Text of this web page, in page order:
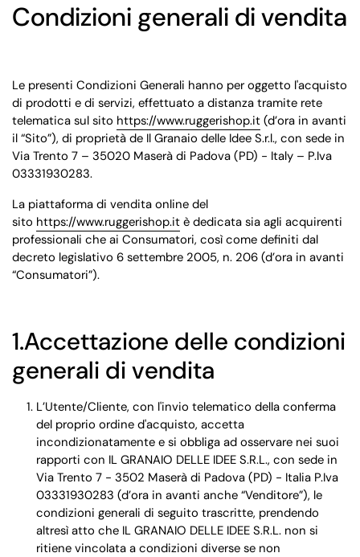
Condizioni generali di vendita
Le presenti Condizioni Generali hanno per oggetto l'acquisto
di prodotti e di servizi, effettuato a distanza tramite rete
telematica sul sito https://www.ruggerishop.it (d’ora in avanti
il “Sito”), di proprietà de Il Granaio delle Idee S.r.l., con sede in
Via Trento 7 – 35020 Maserà di Padova (PD) - Italy – P.Iva
03331930283.
La piattaforma di vendita online del
sito https://www.ruggerishop.it è dedicata sia agli acquirenti
professionali che ai Consumatori, così come definiti dal
decreto legislativo 6 settembre 2005, n. 206 (d’ora in avanti
“Consumatori”).
1.Accettazione delle condizioni
generali di vendita
L’Utente/Cliente, con l'invio telematico della conferma
del proprio ordine d'acquisto, accetta
incondizionatamente e si obbliga ad osservare nei suoi
rapporti con IL GRANAIO DELLE IDEE S.R.L., con sede in
Via Trento 7 - 3502 Maserà di Padova (PD) - Italia P.Iva
03331930283 (d’ora in avanti anche “Venditore”), le
condizioni generali di seguito trascritte, prendendo
altresì atto che IL GRANAIO DELLE IDEE S.R.L. non si
ritiene vincolata a condizioni diverse se non